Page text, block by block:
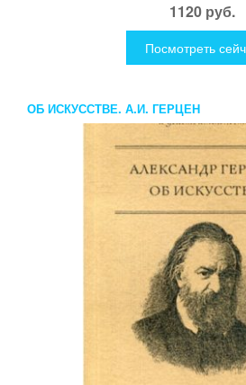
1120 руб.
Посмотреть
ОБ ИСКУССТВЕ. А.И. ГЕРЦЕН